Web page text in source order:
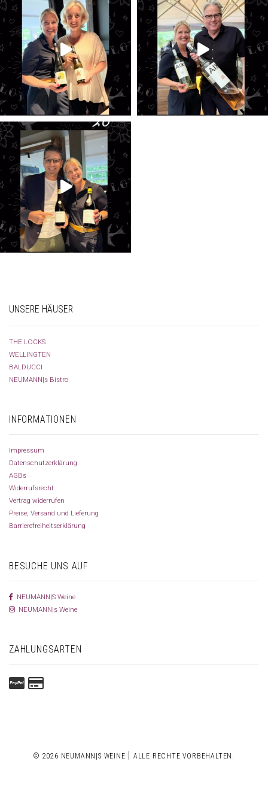
UNSERE HÄUSER
THE LOCKS
WELLINGTEN
BALDUCCI
NEUMANN|s Bistro
INFORMATIONEN
Impressum
Datenschutzerklärung
AGBs
Widerrufsrecht
Vertrag widerrufen
Preise, Versand und Lieferung
Barrierefreiheitserklärung
BESUCHE UNS AUF
NEUMANN|S Weine
NEUMANN|s Weine
ZAHLUNGSARTEN
© 2026 NEUMANN|S WEINE | ALLE RECHTE VORBEHALTEN.